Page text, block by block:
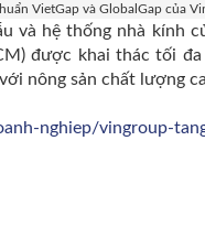
VietGap và GlobalGap của
và hệ thống nhà kính
được khai thác tối
nông sản chất lượng
nghiep/vingroup-